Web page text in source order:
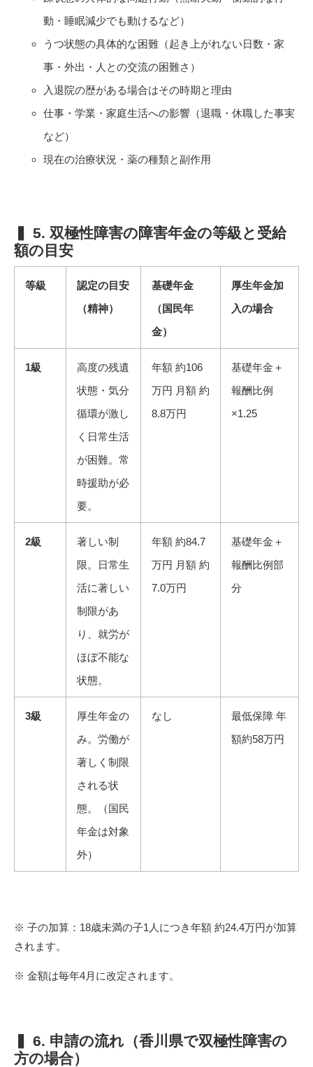
動・睡眠減少でも動けるなど）
うつ状態の具体的な困難（起き上がれない日数・家
事・外出・人との交流の困難さ）
入退院の歴がある場合はその時期と理由
仕事・学業・家庭生活への影響（退職・休職した事実
など）
現在の治療状況・薬の種類と副作用
▍ 5. 双極性障害の障害年金の等級と受給
額の目安
等級
認定の目安
（精神）
基礎年金
（国民年
金）
厚生年金加
入の場合
1級
高度の残遺
状態・気分
循環が激し
く日常生活
が困難。常
時援助が必
要。
年額 約106
万円 月額 約
8.8万円
基礎年金＋
報酬比例
×1.25
2級
著しい制
限。日常生
活に著しい
制限があ
り、就労が
ほぼ不能な
状態。
年額 約84.7
万円 月額 約
7.0万円
基礎年金＋
報酬比例部
分
3級
厚生年金の
み。労働が
著しく制限
される状
態。（国民
年金は対象
外）
なし
最低保障 年
額約58万円
※ 子の加算：18歳未満の子1人につき年額 約24.4万円が加算
されます。
※ 金額は毎年4月に改定されます。
▍ 6. 申請の流れ（香川県で双極性障害の
方の場合）